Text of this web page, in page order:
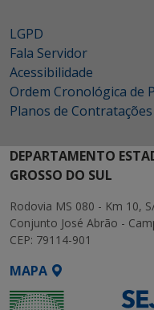
LGPD
Fala Servidor
Acessibilidade
Ordem Cronológica de
Planos de
DEPARTAMENTO
GROSSO DO SUL
Rodovia MS 080 - Km 10,
Conjunto José Abrão -
CEP: 79114-901
MAPA